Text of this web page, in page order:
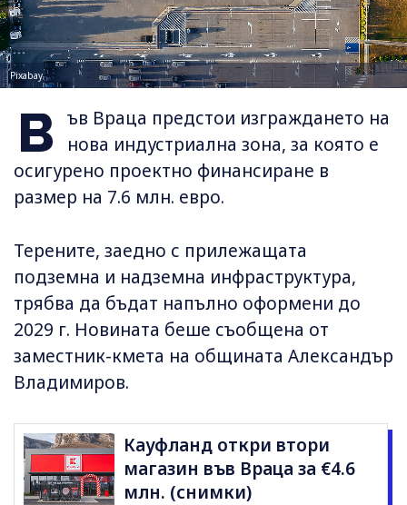
Pixabay
В
ъв Враца предстои изграждането на
нова индустриална зона, за която е
осигурено проектно финансиране в
размер на 7.6 млн. евро.
Терените, заедно с прилежащата
подземна и надземна инфраструктура,
трябва да бъдат напълно оформени до
2029 г. Новината беше съобщена от
заместник-кмета на общината Александър
Владимиров.
Кауфланд откри втори
магазин във Враца за €4.6
млн. (снимки)